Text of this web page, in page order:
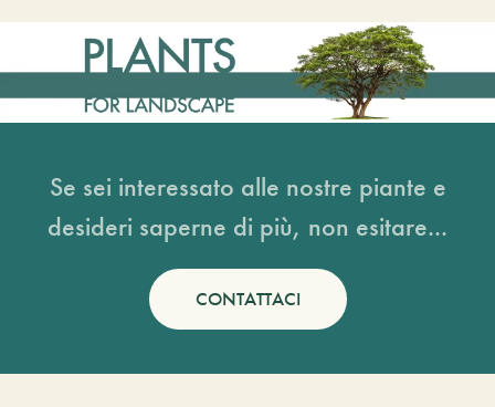
Se sei interessato alle nostre piante e
desideri saperne di più, non esitare...
CONTATTACI